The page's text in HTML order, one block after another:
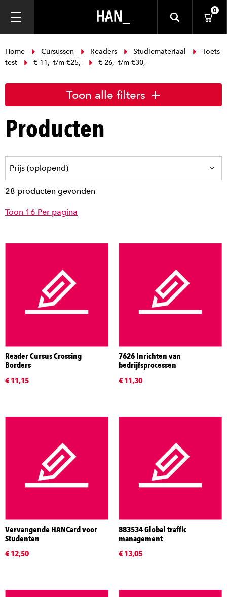
0
Home Cursussen Readers Studiemateriaal
Toets
test
€ 11,- t/m €25,- € 26,- t/m €30,-
Toon alle filters
Producten
28 producten gevonden
Toon 16 Per pagina
Reader Cursus Crossing
Borders
€ 11,15
7626 Inrichten van
bedrijfsprocessen
€ 11,30
Vervangende HANCard voor
Studenten
€ 12,50
883534 Global traffic
management
€ 13,05